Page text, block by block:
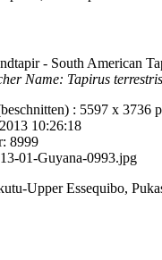
- South American
Name: Tapirus terrestris
: 5597 x 3736
10:26:18
8999
01-Guyana-0993.jpg
Upper Essequibo,